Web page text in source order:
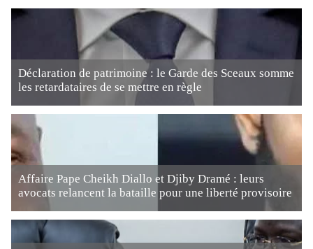
Déclaration de patrimoine : le Garde des Sceaux somme
les retardataires de se mettre en règle
Affaire Pape Cheikh Diallo et Djiby Dramé : leurs
avocats relancent la bataille pour une liberté provisoire